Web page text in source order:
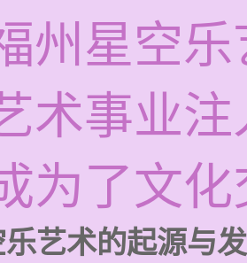
州星空
术事业
为了文
艺术的起源与